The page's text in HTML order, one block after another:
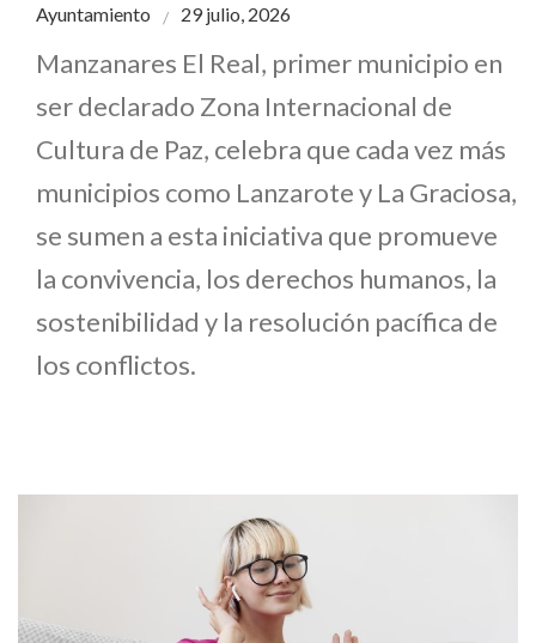
Ayuntamiento 29 julio, 2026
Manzanares El Real, primer municipio en
ser declarado Zona Internacional de
Cultura de Paz, celebra que cada vez más
municipios como Lanzarote y La Graciosa,
se sumen a esta iniciativa que promueve
la convivencia, los derechos humanos, la
sostenibilidad y la resolución pacífica de
los conflictos.